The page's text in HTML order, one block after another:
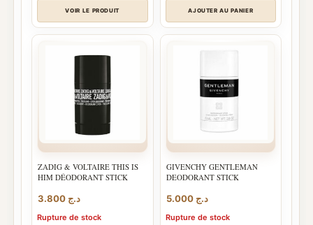
VOIR LE PRODUIT AJOUTER AU PANIER
ZADIG & VOLTAIRE THIS IS
HIM DÉODORANT STICK
د.ج
Rupture de stock
GIVENCHY GENTLEMAN
DEODORANT STICK
د.ج 5.000
Rupture de stock